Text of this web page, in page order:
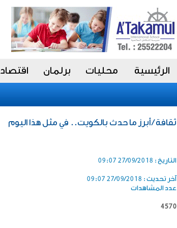
الرئيسية محليات برلمان اقتصاد
ثقافة / أبرز ما حدث بالكويت.. في مثل هذا اليوم
التاريخ : 27/09/2018 09:07
آخر تحديث : 27/09/2018 09:07
عدد المشاهدات
4570